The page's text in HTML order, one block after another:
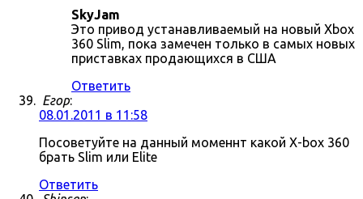
SkyJam
Это привод устанавливаемый на новый Xbox
360 Slim, пока замечен только в самых новых
приставках продающихся в США
Ответить
Егор:
08.01.2011 в 11:58
Посоветуйте на данный моменнт какой X-box 360
брать Slim или Elite
Ответить